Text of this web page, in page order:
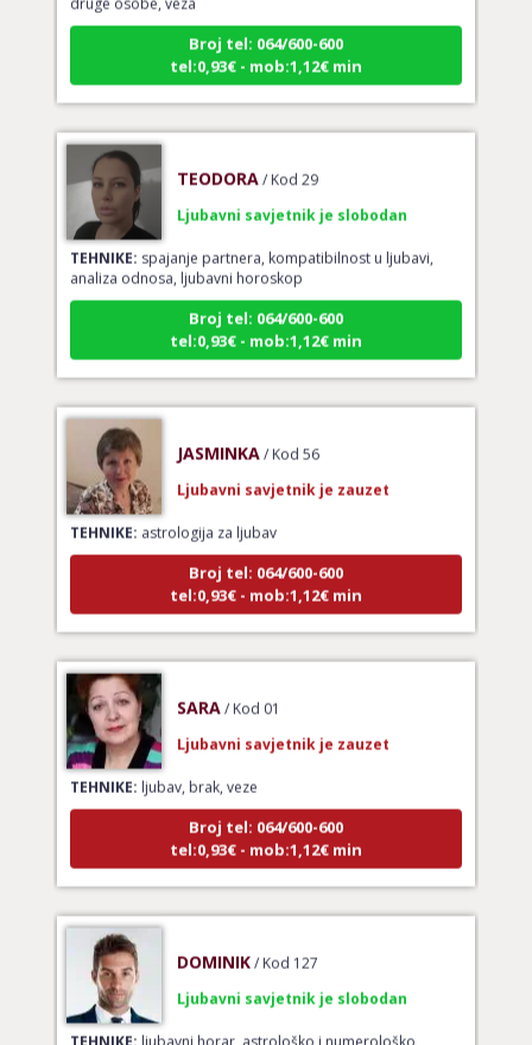
Broj tel: 064/600-600
tel:0,93€ - mob:1,12€ min
TEHNIKE:spajanje partnera, kompatibilnost u ljubavi,
analiza odnosa, ljubavni horoskop
Broj tel: 064/600-600
tel:0,93€ - mob:1,12€ min
Ljubavni savjetnik je zauzet
TEHNIKE:astrologija za ljubav
Broj tel: 064/600-600
tel:0,93€ - mob:1,12€ min
TEHNIKE:ljubav, brak, veze
Broj tel: 064/600-600
tel:0,93€ - mob:1,12€ min
TEHNIKE:ljubavni horar, astrološko i numerološko
spajanje partnera, karta odnosa